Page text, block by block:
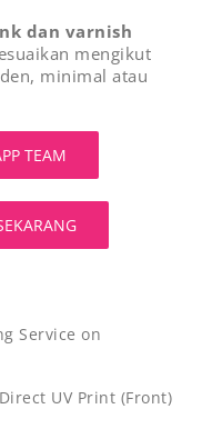
dan varnish
mengikut
minimal atau
TEAM
Service on
UV Print (Front)